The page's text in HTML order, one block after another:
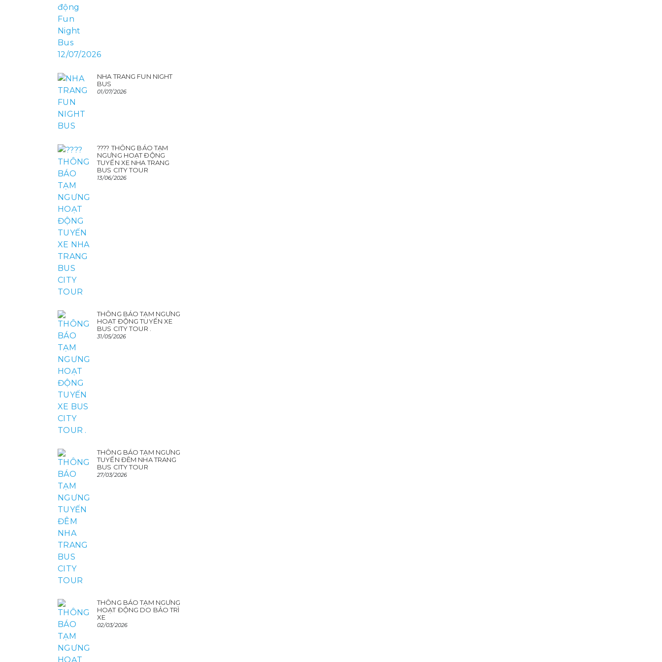
NHA TRANG FUN NIGHT
BUS
01/07/2026
???? THÔNG BÁO TẠM
NGƯNG HOẠT ĐỘNG
TUYẾN XE NHA TRANG
BUS CITY TOUR
13/06/2026
THÔNG BÁO TẠM NGƯNG
HOẠT ĐỘNG TUYẾN XE
BUS CITY TOUR .
31/05/2026
THÔNG BÁO TẠM NGƯNG
TUYẾN ĐÊM NHA TRANG
BUS CITY TOUR
27/03/2026
THÔNG BÁO TẠM NGƯNG
HOẠT ĐỘNG DO BẢO TRÌ
XE
02/03/2026